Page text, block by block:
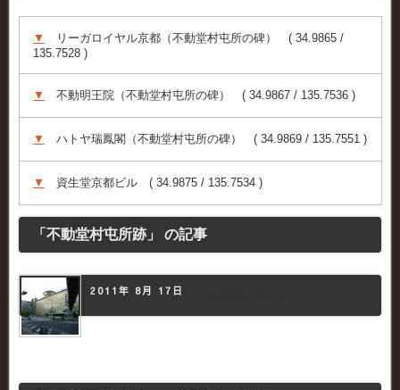
▼
リーガロイヤル京都（不動堂村屯所の碑） ( 34.9865 /
135.7528 )
▼ 不動明王院（不動堂村屯所の碑） ( 34.9867 / 135.7536 )
▼ ハトヤ瑞鳳閣（不動堂村屯所の碑） ( 34.9869 / 135.7551 )
▼ 資生堂京都ビル ( 34.9875 / 135.7534 )
「不動堂村屯所跡」 の記事
2011年 8月 17日